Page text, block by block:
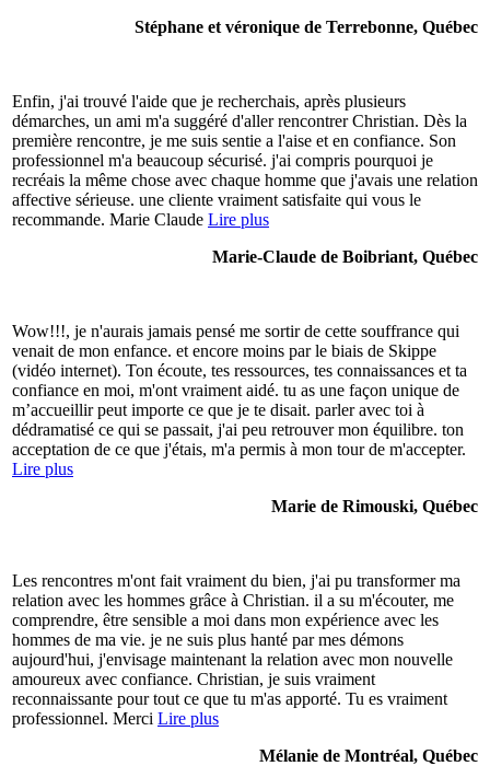
Stéphane et véronique de Terrebonne, Québec
Enfin, j'ai trouvé l'aide que je recherchais, après plusieurs
démarches, un ami m'a suggéré d'aller rencontrer Christian. Dès la
première rencontre, je me suis sentie a l'aise et en confiance. Son
professionnel m'a beaucoup sécurisé. j'ai compris pourquoi je
recréais la même chose avec chaque homme que j'avais une relation
affective sérieuse. une cliente vraiment satisfaite qui vous le
recommande. Marie Claude Lire plus
Marie-Claude de Boibriant, Québec
Wow!!!, je n'aurais jamais pensé me sortir de cette souffrance qui
venait de mon enfance. et encore moins par le biais de Skippe
(vidéo internet). Ton écoute, tes ressources, tes connaissances et ta
confiance en moi, m'ont vraiment aidé. tu as une façon unique de
m’accueillir peut importe ce que je te disait. parler avec toi à
dédramatisé ce qui se passait, j'ai peu retrouver mon équilibre. ton
acceptation de ce que j'étais, m'a permis à mon tour de m'accepter.
Lire plus
Marie de Rimouski, Québec
Les rencontres m'ont fait vraiment du bien, j'ai pu transformer ma
relation avec les hommes grâce à Christian. il a su m'écouter, me
comprendre, être sensible a moi dans mon expérience avec les
hommes de ma vie. je ne suis plus hanté par mes démons
aujourd'hui, j'envisage maintenant la relation avec mon nouvelle
amoureux avec confiance. Christian, je suis vraiment
reconnaissante pour tout ce que tu m'as apporté. Tu es vraiment
professionnel. Merci Lire plus
Mélanie de Montréal, Québec